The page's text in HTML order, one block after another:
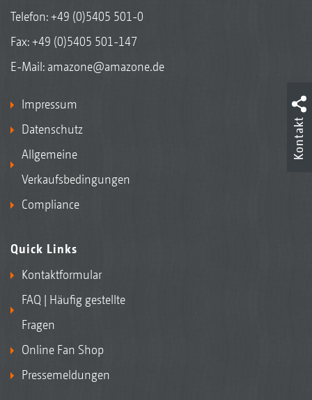
Telefon:+49 (0)5405 501-0
Fax: +49 (0)5405 501-147
E-Mail: amazone@amazone.de
Impressum
Datenschutz
Allgemeine
Verkaufsbedingungen
Compliance
Quick Links
Kontaktformular
FAQ | Häufig gestellte
Fragen
Online Fan Shop
Pressemeldungen
Kontakt